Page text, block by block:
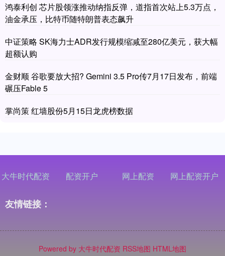
鸿泰利创 芯片股领涨推动纳指反弹，道指首次站上5.3万点，
油金承压，比特币随特朗普表态飙升
中证策略 SK海力士ADR发行规模缩减至280亿美元，获大幅
超额认购
金财顺 谷歌要放大招? Gemini 3.5 Pro传7月17日发布，前端
碾压Fable 5
掌尚策 红墙股份5月15日龙虎榜数据
大牛时代配资 配资开户 网上配资 网上配资开户
友情链接：
Powered by 大牛时代配资 RSS地图 HTML地图